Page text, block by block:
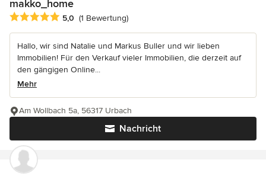
makko_home
Durchschnittliche Bewertung: 5 von 5 Sternen
5,0 (1 Bewertung)
Hallo, wir sind Natalie und Markus Buller und wir lieben
Immobilien! Für den Verkauf vieler Immobilien, die derzeit auf
den gängigen Online...
Mehr
Nachricht
Am Wollbach 5a, 56317 Urbach